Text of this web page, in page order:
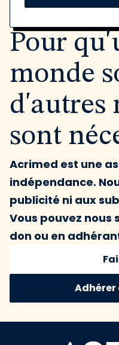
Pour
monde
d'autres
sont
Acrimed est une
indépendance.
publicité ni aux
Vous pouvez nous
don ou en